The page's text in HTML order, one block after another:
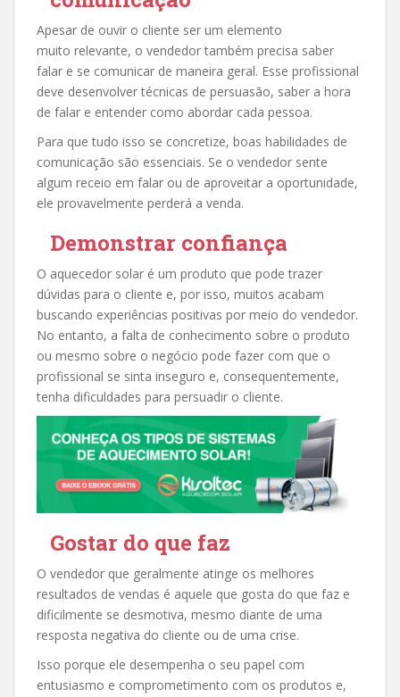
Apesar de ouvir o cliente ser um elemento
muito relevante, o vendedor também precisa saber
falar e se comunicar de maneira geral. Esse profissional
deve desenvolver técnicas de persuasão, saber a hora
de falar e entender como abordar cada pessoa.
Para que tudo isso se concretize, boas habilidades de
comunicação são essenciais. Se o vendedor sente
algum receio em falar ou de aproveitar a oportunidade,
ele provavelmente perderá a venda.
Demonstrar confiança
O aquecedor solar é um produto que pode trazer
dúvidas para o cliente e, por isso, muitos acabam
buscando experiências positivas por meio do vendedor.
No entanto, a falta de conhecimento sobre o produto
ou mesmo sobre o negócio pode fazer com que o
profissional se sinta inseguro e, consequentemente,
tenha dificuldades para persuadir o cliente.
Gostar do que faz
O vendedor que geralmente atinge os melhores
resultados de vendas é aquele que gosta do que faz e
dificilmente se desmotiva, mesmo diante de uma
resposta negativa do cliente ou de uma crise.
Isso porque ele desempenha o seu papel com
entusiasmo e comprometimento com os produtos e,